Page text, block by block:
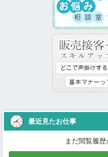
最近見たお仕事
まだ閲覧履歴